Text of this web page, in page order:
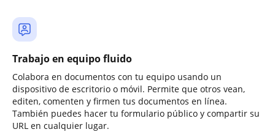
Trabajo en equipo fluido
Colabora en documentos con tu equipo usando un
dispositivo de escritorio o móvil. Permite que otros vean,
editen, comenten y firmen tus documentos en línea.
También puedes hacer tu formulario público y compartir su
URL en cualquier lugar.